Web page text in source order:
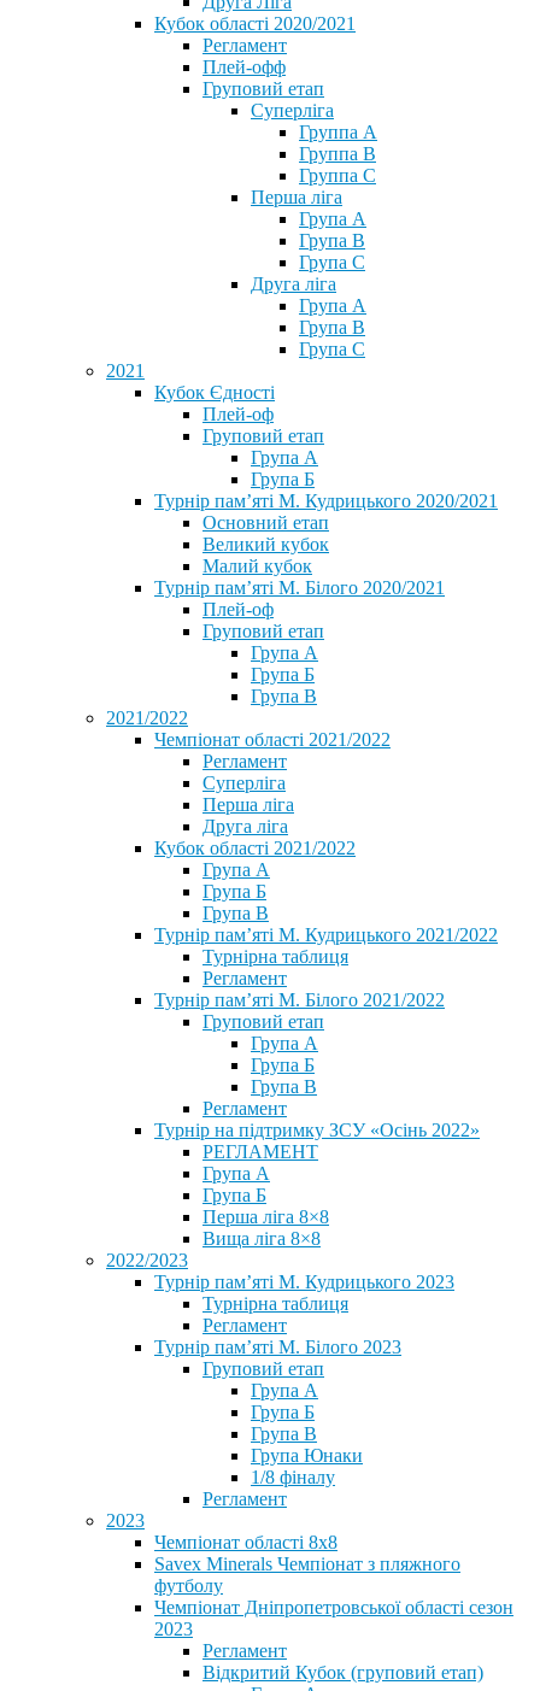
Кубок області 2020/2021
Регламент
Плей-офф
Груповий етап
Суперліга
Группа A
Группа B
Группа C
Перша ліга
Група A
Група B
Група C
Друга ліга
Група A
Група B
Група C
2021
Кубок Єдності
Плей-оф
Груповий етап
Група А
Група Б
Турнір пам’яті М. Кудрицького 2020/2021
Основний етап
Великий кубок
Малий кубок
Турнір пам’яті М. Білого 2020/2021
Плей-оф
Груповий етап
Група А
Група Б
Група В
2021/2022
Чемпіонат області 2021/2022
Регламент
Суперліга
Перша ліга
Друга ліга
Кубок області 2021/2022
Група А
Група Б
Група В
Турнір пам’яті М. Кудрицького 2021/2022
Турнірна таблиця
Регламент
Турнір пам’яті М. Білого 2021/2022
Груповий етап
Група А
Група Б
Група В
Регламент
Турнір на підтримку ЗСУ «Осінь 2022»
РЕГЛАМЕНТ
Група А
Група Б
Перша ліга 8×8
Вища ліга 8×8
2022/2023
Турнір пам’яті М. Кудрицького 2023
Турнірна таблиця
Регламент
Турнір пам’яті М. Білого 2023
Груповий етап
Група А
Група Б
Група В
Група Юнаки
1/8 фіналу
Регламент
2023
Чемпіонат області 8х8
Savex Minerals Чемпіонат з пляжного
футболу
Чемпіонат Дніпропетровської області сезон
2023
Регламент
Відкритий Кубок (груповий етап)